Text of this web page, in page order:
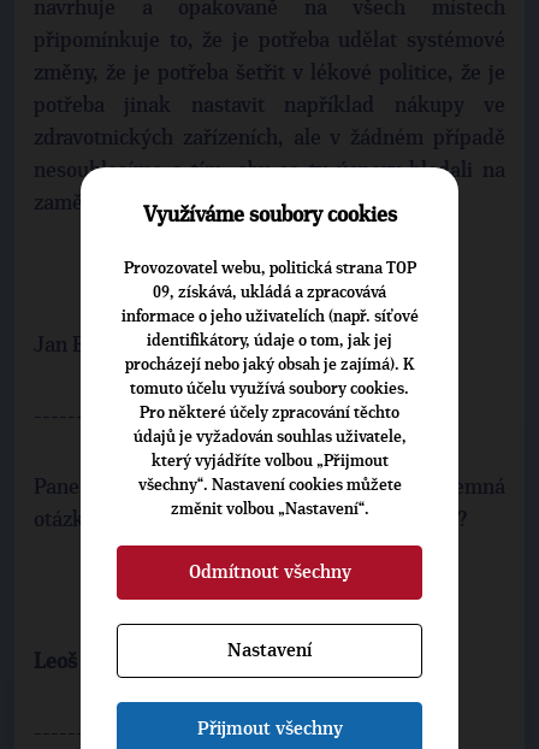
navrhuje a opakovaně na všech místech
připomínkuje to, že je potřeba udělat systémové
změny, že je potřeba šetřit v lékové politice, že je
potřeba jinak nastavit například nákupy ve
zdravotnických zařízeních, ale v žádném případě
nesouhlasíme s tím, aby se ty úspory hledali na
zaměstnancích.
Jan BUMBA, moderátor
--------------------
Pane ministře, jednoduchá ale ne moc příjemná
otázka. Budou se zdravotníkům snižovat platy?
Leoš HEGER, ministr zdravotnictví /
--------------------
Využíváme soubory cookies
Provozovatel webu, politická strana TOP
09, získává, ukládá a zpracovává
informace o jeho uživatelích (např. síťové
identifikátory, údaje o tom, jak jej
procházejí nebo jaký obsah je zajímá). K
tomuto účelu využívá soubory cookies.
Pro některé účely zpracování těchto
údajů je vyžadován souhlas uživatele,
který vyjádříte volbou „Přijmout
všechny“. Nastavení cookies můžete
změnit volbou „Nastavení“.
Odmítnout všechny
Nastavení
Přijmout všechny